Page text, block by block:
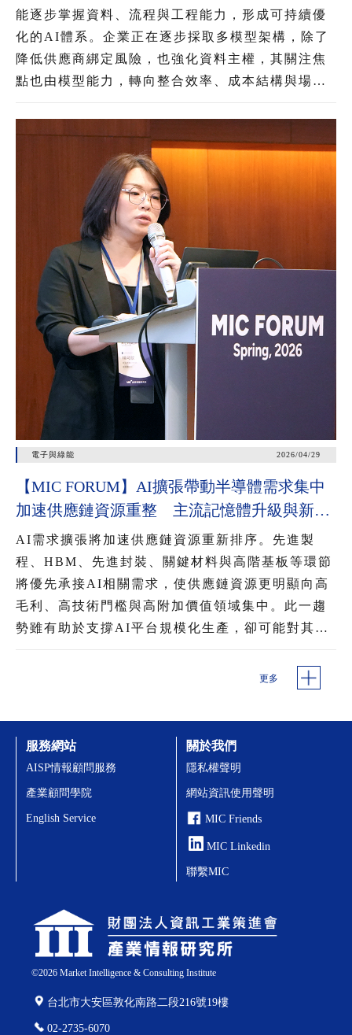
能逐步掌握資料、流程與工程能力，形成可持續優
化的AI體系。企業正在逐步採取多模型架構，除了
降低供應商綁定風險，也強化資料主權，其關注焦
點也由模型能力，轉向整合效率、成本結構與場景
電子與綠能 2026/04/29
【MIC FORUM】AI擴張帶動半導體需求集中
加速供應鏈資源重整 主流記憶體升級與新興
記憶體崛起 混用提升AI資料調用效率
AI需求擴張將加速供應鏈資源重新排序。先進製
程、HBM、先進封裝、關鍵材料與高階基板等環節
將優先承接AI相關需求，使供應鏈資源更明顯向高
毛利、高技術門檻與高附加價值領域集中。此一趨
勢雖有助於支撐AI平台規模化生產，卻可能對其他
進一步影響產能配置、交期與價格變化。更多
©2026Market Intelligence & Consulting Institute
台北市大安區敦化南路二段216號19樓
02-2735-6070
服務網站
AISP情報顧問服務
產業顧問學院
English Service
關於我們
隱私權聲明
網站資訊使用聲明
MIC Friends
MIC Linkedin
聯繫MIC